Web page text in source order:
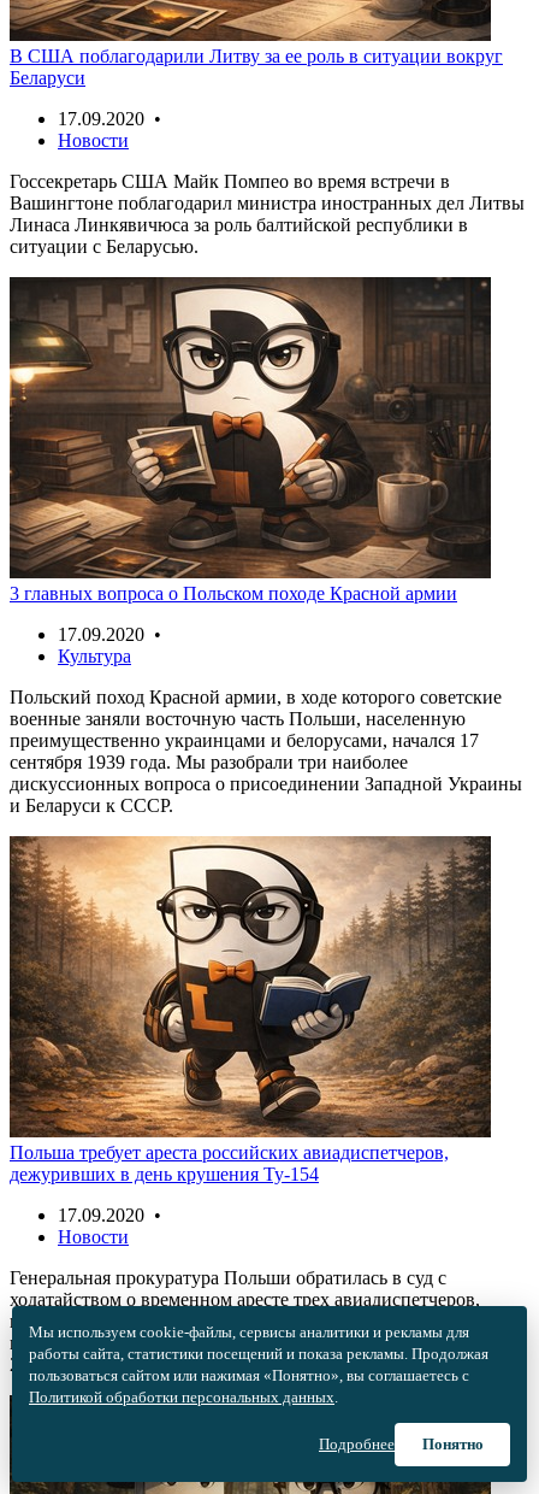
В США поблагодарили Литву за ее роль в ситуации вокруг
Беларуси
17.09.2020 •
Новости
Госсекретарь США Майк Помпео во время встречи в
Вашингтоне поблагодарил министра иностранных дел Литвы
Линаса Линкявичюса за роль балтийской республики в
ситуации с Беларусью.
3 главных вопроса о Польском походе Красной армии
17.09.2020 •
Культура
Польский поход Красной армии, в ходе которого советские
военные заняли восточную часть Польши, населенную
преимущественно украинцами и белорусами, начался 17
сентября 1939 года. Мы разобрали три наиболее
дискуссионных вопроса о присоединении Западной Украины
и Беларуси к СССР.
Польша требует ареста российских авиадиспетчеров,
дежуривших в день крушения Ту-154
17.09.2020 •
Новости
Генеральная прокуратура Польши обратилась в суд с
ходатайством о временном аресте трех авиадиспетчеров,
которые работали на аэродроме Смоленск — Северный в день
крушения самолета президента Леха Качиньского 10 апреля
2010 года.
Мы используем cookie-файлы, сервисы аналитики и рекламы для
работы сайта, статистики посещений и показа рекламы. Продолжая
пользоваться сайтом или нажимая «Понятно», вы соглашаетесь с
Политикой обработки персональных данных.
Подробнее Понятно